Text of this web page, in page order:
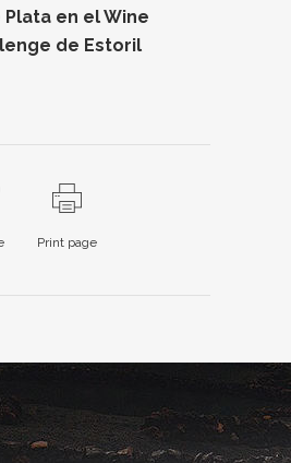
en el Wine
de Estoril
Print page